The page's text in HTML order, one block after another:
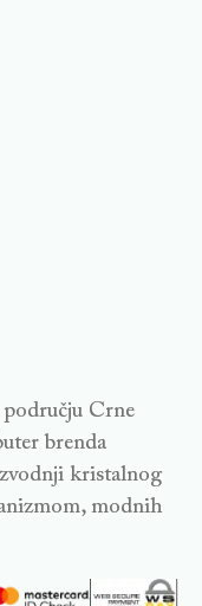
Crne
brenda
kristalnog
modnih